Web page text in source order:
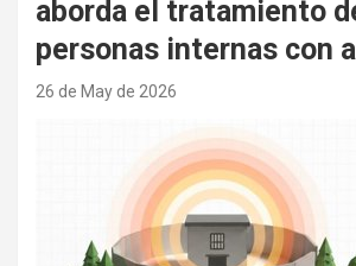
aborda el tratamiento
personas internas con
26 de May de 2026